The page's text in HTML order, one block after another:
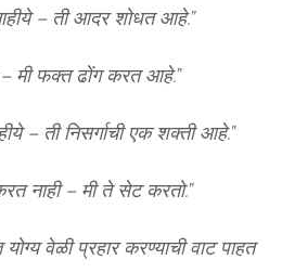
– ती आदर शोधत आहे.”
– मी फक्त ढोंग करत आहे.”
– ती निसर्गाची एक शक्ती आहे.”
नाही – मी ते सेट करतो.”
वेळी प्रहार करण्याची वाट पाहत